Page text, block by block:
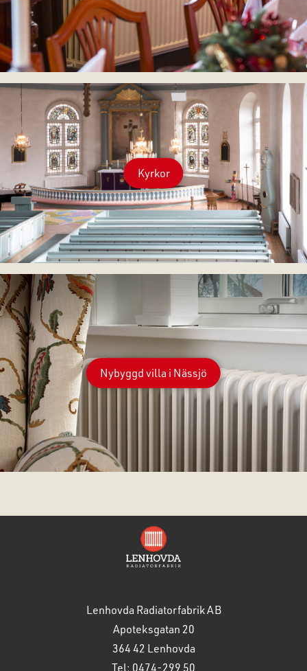
Kyrkor
Nybyggd villa i Nässjö
Lenhovda Radiatorfabrik AB
Apoteksgatan 20
364 42 Lenhovda
Tel: 0474-299 50